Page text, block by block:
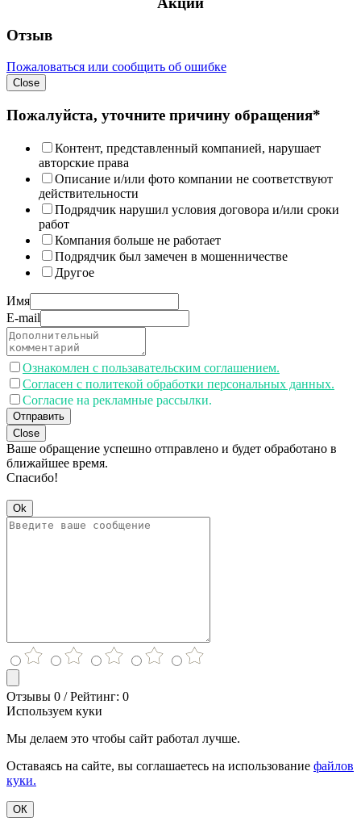
Отзыв
Пожаловаться или сообщить об ошибке
Close
Пожалуйста, уточните причину обращения*
Контент, представленный компанией, нарушает
авторские права
Описание и/или фото компании не соответствуют
действительности
Подрядчик нарушил условия договора и/или сроки
работ
Компания больше не работает
Подрядчик был замечен в мошенничестве
Другое
Имя
E-mail
Ознакомлен с пользавательским соглашением.
Согласен с политекой обработки персональных данных.
Согласие на рекламные рассылки.
Отправить
Close
Ваше обращение успешно отправлено и будет обработано в
ближайшее время.
Спасибо!
Ok
Отзывы 0 / Рейтинг: 0
Используем куки
Мы делаем это чтобы сайт работал лучше.
Оставаясь на сайте, вы соглашаетесь на использование файлов
куки.
ОК